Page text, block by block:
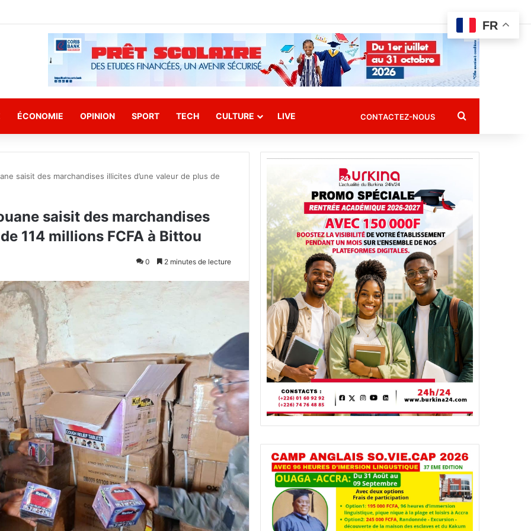
ÉCONOMIE OPINION SPORT TECH CULTURE LIVE CONTACTEZ-NOUS Rechercher
saisit des marchandises illicites d’une valeur de plus de
saisit des marchandises
114 millions FCFA à Bittou
0 2 minutes de lecture
FR